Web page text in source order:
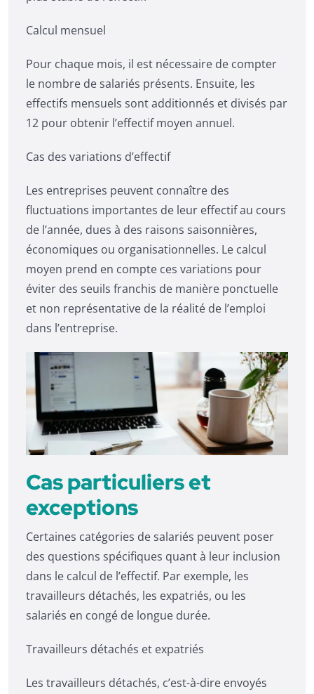
Calcul mensuel
Pour chaque mois, il est nécessaire de compter
le nombre de salariés présents. Ensuite, les
effectifs mensuels sont additionnés et divisés par
12 pour obtenir l’effectif moyen annuel.
Cas des variations d’effectif
Les entreprises peuvent connaître des
fluctuations importantes de leur effectif au cours
de l’année, dues à des raisons saisonnières,
économiques ou organisationnelles. Le calcul
moyen prend en compte ces variations pour
éviter des seuils franchis de manière ponctuelle
et non représentative de la réalité de l’emploi
dans l’entreprise.
Cas particuliers et
exceptions
Certaines catégories de salariés peuvent poser
des questions spécifiques quant à leur inclusion
dans le calcul de l’effectif. Par exemple, les
travailleurs détachés, les expatriés, ou les
salariés en congé de longue durée.
Travailleurs détachés et expatriés
Les travailleurs détachés, c’est-à-dire envoyés